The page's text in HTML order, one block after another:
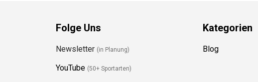
Folge Uns
Newsletter(in Planung)
YouTube (50+ Sportarten)
Kategorien
Blog